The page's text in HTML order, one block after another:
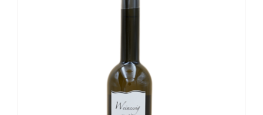
VERANSTALTUNGEN
KONTAKT | ÖFFNUNGSZEITEN